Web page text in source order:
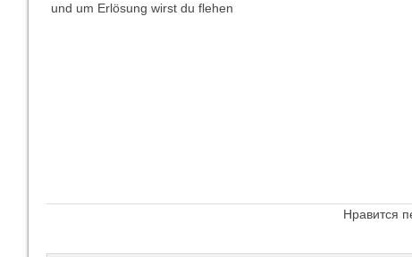
und um Erlösung wirst du flehen
Нравится